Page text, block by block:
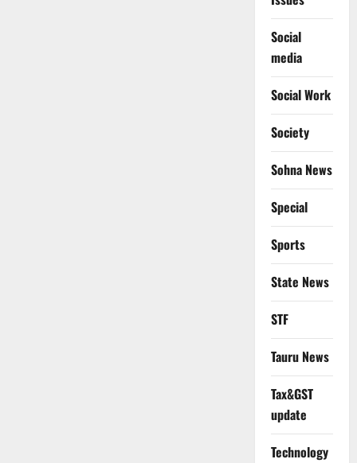
Social
media
Social Work
Society
Sohna News
Special
Sports
State News
STF
Tauru News
Tax&GST
update
Technology